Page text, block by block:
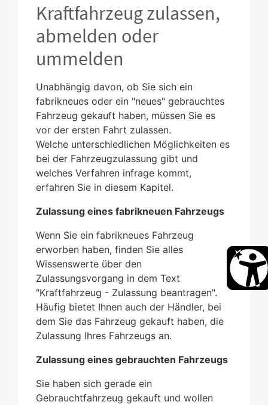
Kraftfahrzeug zulassen,
abmelden oder
ummelden
Unabhängig davon, ob Sie sich ein
fabrikneues oder ein "neues" gebrauchtes
Fahrzeug gekauft haben, müssen Sie es
vor der ersten Fahrt zulassen.
Welche unterschiedlichen Möglichkeiten es
bei der Fahrzeugzulassung gibt und
welches Verfahren infrage kommt,
erfahren Sie in diesem Kapitel.
Zulassung eines fabrikneuen Fahrzeugs
Wenn Sie ein fabrikneues Fahrzeug
erworben haben, finden Sie alles
Wissenswerte über den
Zulassungsvorgang in dem Text
"Kraftfahrzeug - Zulassung beantragen".
Häufig bietet Ihnen auch der Händler, bei
dem Sie das Fahrzeug gekauft haben, die
Zulassung Ihres Fahrzeugs an.
Zulassung eines gebrauchten Fahrzeugs
Sie haben sich gerade ein
Gebrauchtfahrzeug gekauft und wollen